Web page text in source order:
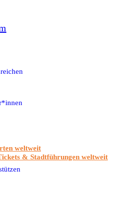
weltweit
& Stadtführungen weltweit